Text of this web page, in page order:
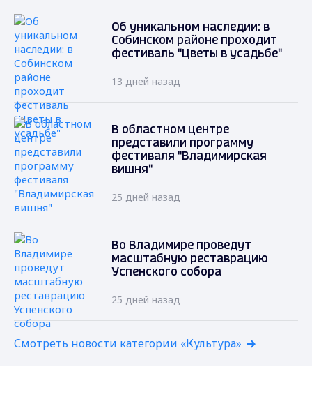
Об уникальном наследии: в
Собинском районе проходит
фестиваль "Цветы в усадьбе"
13 дней назад
В областном центре
представили программу
фестиваля "Владимирская
вишня"
25 дней назад
Во Владимире проведут
масштабную реставрацию
Успенского собора
25 дней назад
Смотреть новости категории «Культура»